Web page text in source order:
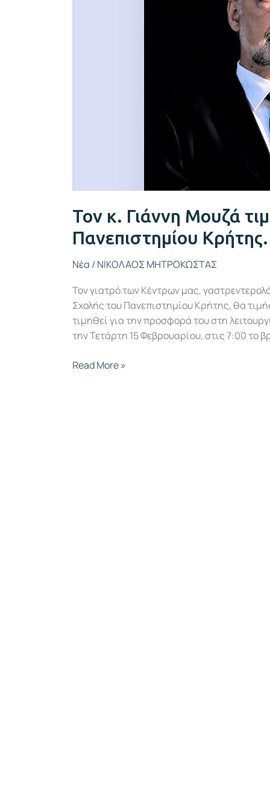
Τον κ. Γιάννη Μουζά
Πανεπιστημίου Κρήτης.
Νέα / ΝΙΚΟΛΑΟΣ ΜΗΤΡΟΚΩΣΤΑΣ
Τον γιατρό των Κέντρων μας,
Σχολής του Πανεπιστημίου Κρήτης, θα
τιμηθεί για την προσφορά του στη
την Τετάρτη 15 Φεβρουαρίου, στις 7:00 το
Read More »